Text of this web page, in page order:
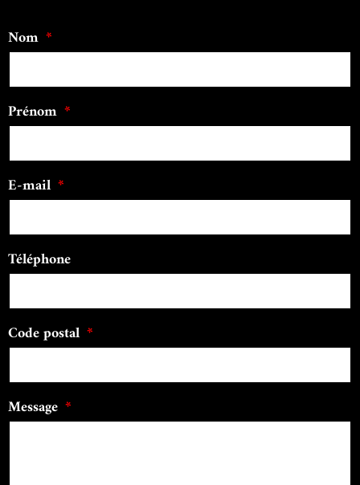
Nom
Prénom
E-mail
Téléphone
Code postal
Message